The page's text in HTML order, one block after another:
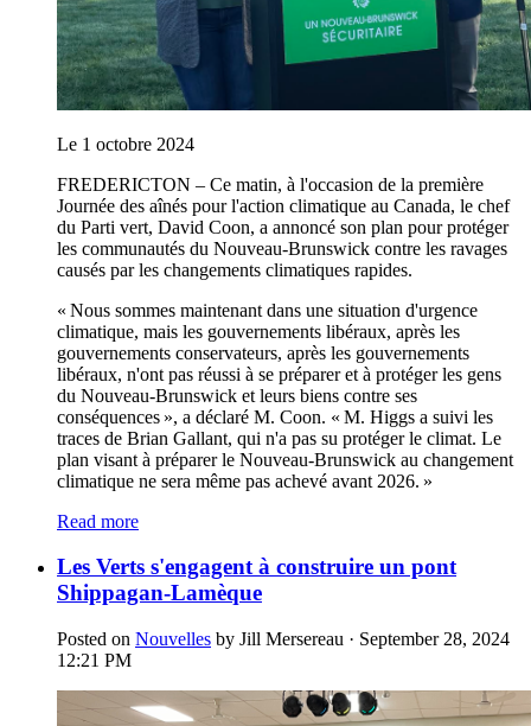
Le 1 octobre 2024
FREDERICTON – Ce matin, à l'occasion de la première
Journée des aînés pour l'action climatique au Canada, le chef
du Parti vert, David Coon, a annoncé son plan pour protéger
les communautés du Nouveau-Brunswick contre les ravages
causés par les changements climatiques rapides.
« Nous sommes maintenant dans une situation d'urgence
climatique, mais les gouvernements libéraux, après les
gouvernements conservateurs, après les gouvernements
libéraux, n'ont pas réussi à se préparer et à protéger les gens
du Nouveau-Brunswick et leurs biens contre ses
conséquences », a déclaré M. Coon. « M. Higgs a suivi les
traces de Brian Gallant, qui n'a pas su protéger le climat. Le
plan visant à préparer le Nouveau-Brunswick au changement
climatique ne sera même pas achevé avant 2026. »
Read more
Les Verts s'engagent à construire un pont
Shippagan-Lamèque
Posted on Nouvelles by Jill Mersereau · September 28, 2024
12:21 PM